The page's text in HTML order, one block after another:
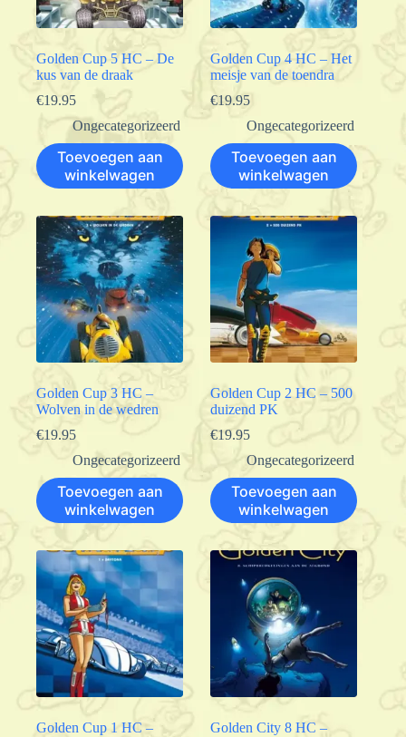
Golden Cup 5 HC – De
kus van de draak
€19.95
Ongecategorizeerd
Toevoegen aan
winkelwagen
Golden Cup 4 HC – Het
meisje van de toendra
€19.95
Ongecategorizeerd
Toevoegen aan
winkelwagen
Golden Cup 3 HC –
Wolven in de wedren
€19.95
Ongecategorizeerd
Toevoegen aan
winkelwagen
Golden Cup 2 HC – 500
duizend PK
€19.95
Ongecategorizeerd
Toevoegen aan
winkelwagen
Golden Cup 1 HC –
Golden City 8 HC –